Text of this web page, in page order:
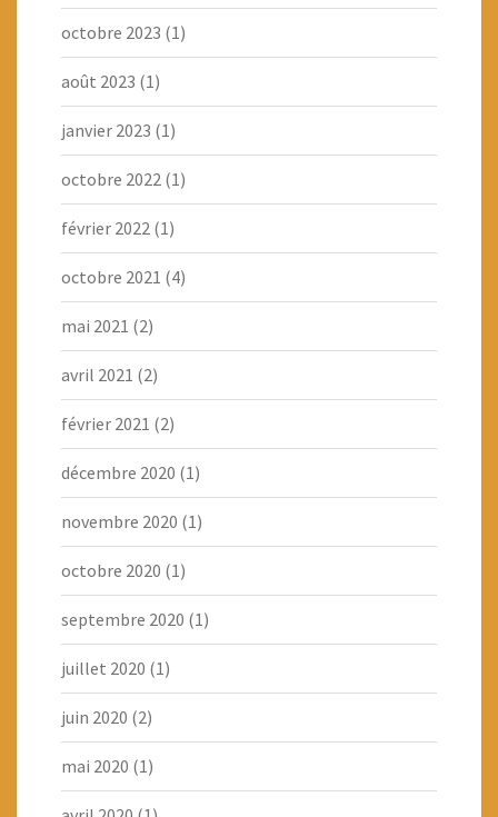
octobre 2023 (1)
août 2023 (1)
janvier 2023 (1)
octobre 2022 (1)
février 2022 (1)
octobre 2021 (4)
mai 2021 (2)
avril 2021 (2)
février 2021 (2)
décembre 2020 (1)
novembre 2020 (1)
octobre 2020 (1)
septembre 2020 (1)
juillet 2020 (1)
juin 2020 (2)
mai 2020 (1)